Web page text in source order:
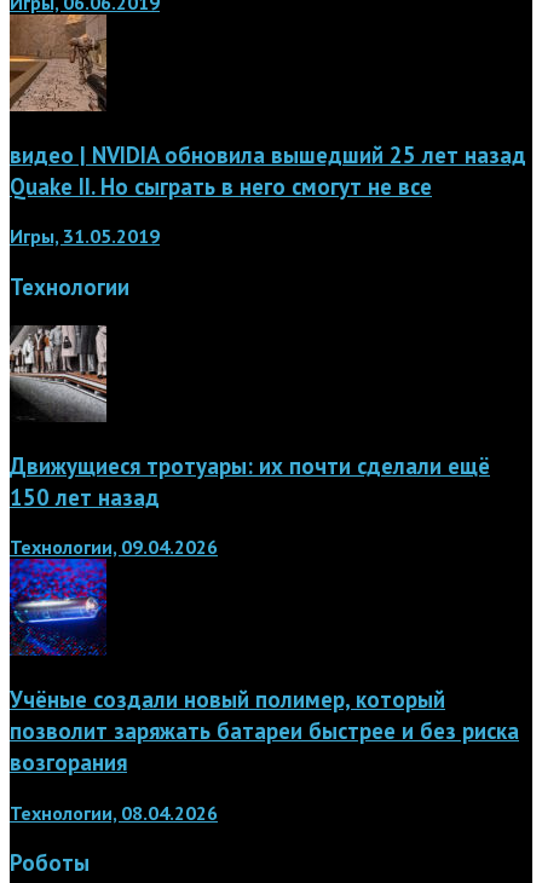
видео | NVIDIA обновила вышедший 25 лет назад
Quake II. Но сыграть в него смогут не все
Игры, 31.05.2019
Технологии
Движущиеся тротуары: их почти сделали ещё
150 лет назад
Технологии, 09.04.2026
Учёные создали новый полимер, который
позволит заряжать батареи быстрее и без риска
возгорания
Технологии, 08.04.2026
Роботы